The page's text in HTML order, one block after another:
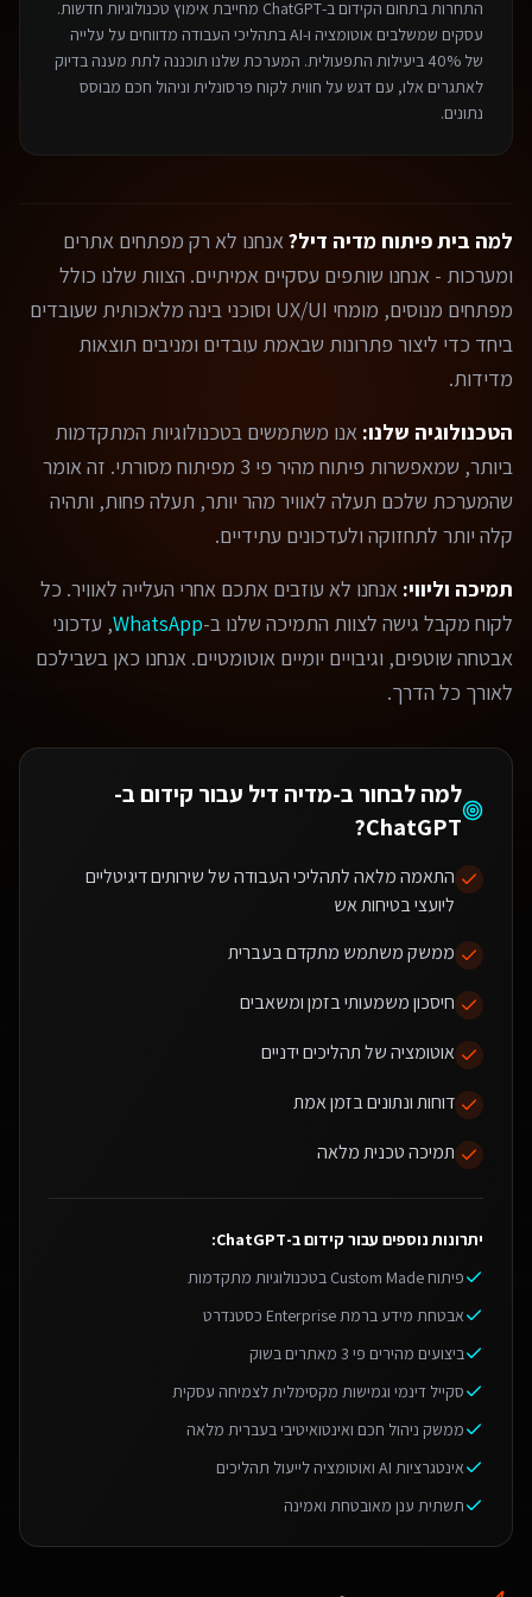
התחרות בתחום הקידום ב-ChatGPT
מחייבת אימוץ טכנולוגיות חדשות.
עסקים שמשלבים אוטומציה ו-AI בתהליכי העבודה מדווחים על עלייה
של 40% ביעילות התפעולית. המערכת שלנו תוכננה לתת מענה בדיוק
לאתגרים אלו, עם דגש על חווית לקוח פרסונלית וניהול חכם מבוסס
נתונים.
למה בית פיתוח מדיה דיל?אנחנו לא רק מפתחים אתרים
ומערכות - אנחנו שותפים עסקיים אמיתיים. הצוות שלנו כולל
מפתחים מנוסים, מומחי UX/UI וסוכני בינה מלאכותית שעובדים
ביחד כדי ליצור פתרונות שבאמת עובדים ומניבים תוצאות
מדידות.
הטכנולוגיה שלנו: אנו משתמשים בטכנולוגיות המתקדמות
ביותר, שמאפשרות פיתוח מהיר פי 3 מפיתוח מסורתי. זה אומר
שהמערכת שלכם תעלה לאוויר מהר יותר, תעלה פחות, ותהיה
קלה יותר לתחזוקה ולעדכונים עתידיים.
תמיכה וליווי: אנחנו לא עוזבים אתכם אחרי העלייה לאוויר. כל
לקוח מקבל גישה לצוות התמיכה שלנו ב-WhatsApp, עדכוני
אבטחה שוטפים, וגיבויים יומיים אוטומטיים. אנחנו כאן בשבילכם
לאורך כל הדרך.
למה לבחור ב-מדיה דיל עבור קידום ב-
ChatGPT
?
התאמה מלאה לתהליכי העבודה של שירותים דיגיטליים
ליועצי בטיחות אש
ממשק משתמש מתקדם בעברית
חיסכון משמעותי בזמן ומשאבים
אוטומציה של תהליכים ידניים
דוחות ונתונים בזמן אמת
תמיכה טכנית מלאה
יתרונות נוספים עבור קידום ב-ChatGPT
:
פיתוח Custom Made בטכנולוגיות מתקדמות
אבטחת מידע ברמת Enterprise כסטנדרט
ביצועים מהירים פי 3 מאתרים בשוק
סקייל דינמי וגמישות מקסימלית לצמיחה עסקית
ממשק ניהול חכם ואינטואיטיבי בעברית מלאה
אינטגרציות AI ואוטומציה לייעול תהליכים
תשתית ענן מאובטחת ואמינה